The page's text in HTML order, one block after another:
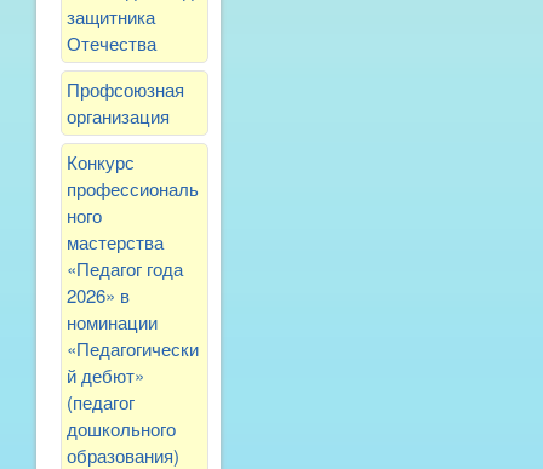
защитника
Отечества
Профсоюзная
организация
Конкурс
профессиональ
ного
мастерства
«Педагог года
2026» в
номинации
«Педагогически
й дебют»
(педагог
дошкольного
образования)